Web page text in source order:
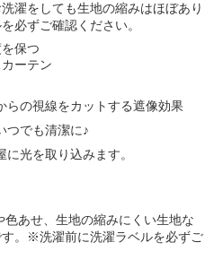
濯をしても生地の縮みはほぼあり
必ずご確認ください。
保つ
ーテン
らの視線をカットする遮像効果
つでも清潔に♪
に光を取り込みます。
色あせ、生地の縮みにくい生地な
。※洗濯前に洗濯ラベルを必ずご